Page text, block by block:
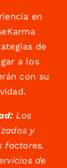
en
de
a los
con su
Los
y
factores.
de